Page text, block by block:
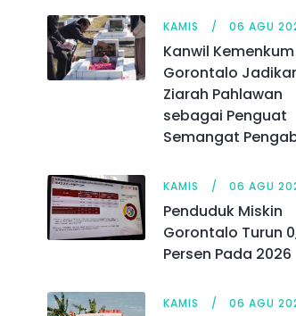
KAMIS 06 AGU
Kanwil Kemenkum
Gorontalo
Ziarah Pahlawan
sebagai Penguat
Semangat
KAMIS 06 AGU
Penduduk Miskin
Gorontalo Turun
Persen Pada 2026
KAMIS 06 AGU